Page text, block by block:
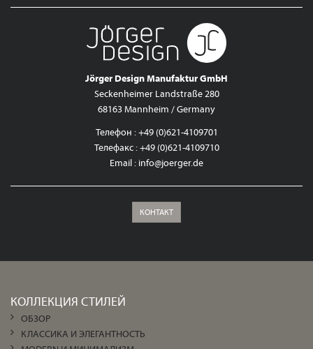
Jörger Design Manufaktur GmbH
Seckenheimer Landstraße 280
68163 Mannheim / Germany
Телефон : +49 (0)621-4109701
Телефакс : +49 (0)621-4109710
Email : info@joerger.de
КОНТАКТ
КОЛЛЕКЦИЯ СТИЛЕЙ
ОБЗОР
КЛАССИКА И ЭЛЕГАНТНОСТЬ